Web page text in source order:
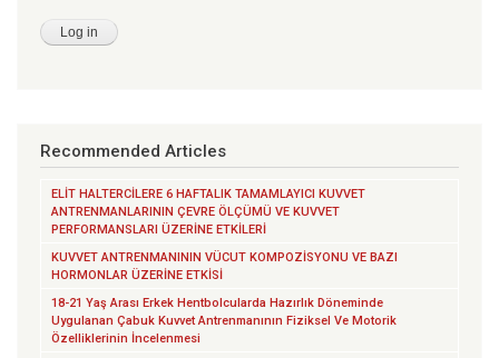
Recommended Articles
ELİT HALTERCİLERE 6 HAFTALIK TAMAMLAYICI KUVVET
ANTRENMANLARININ ÇEVRE ÖLÇÜMÜ VE KUVVET
PERFORMANSLARI ÜZERİNE ETKİLERİ
KUVVET ANTRENMANININ VÜCUT KOMPOZİSYONU VE BAZI
HORMONLAR ÜZERİNE ETKİSİ
18-21 Yaş Arası Erkek Hentbolcularda Hazırlık Döneminde
Uygulanan Çabuk Kuvvet Antrenmanının Fiziksel Ve Motorik
Özelliklerinin İncelenmesi